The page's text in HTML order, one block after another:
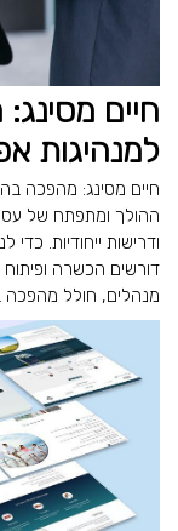
חיים
למנהיגות
חיים מסינג: מהפכה
ההולך ומתפתח של
ודרישות ייחודיות.
דורשים הכשרה
מנהלים, חולל מהפכה